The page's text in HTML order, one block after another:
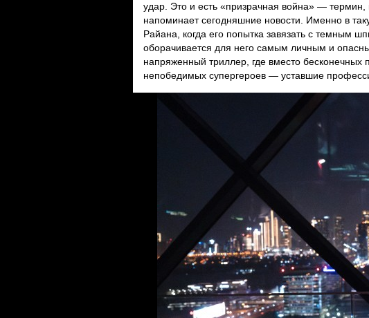
удар. Это и есть «призрачная война» — термин,
напоминает сегодняшние новости. Именно в
Райана, когда его попытка завязать с темным
оборачивается для него самым личным и
напряженный триллер, где вместо
непобедимых супергероев — уставшие